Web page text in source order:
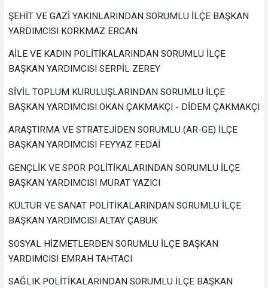
ŞEHİT VE GAZİ YAKINLARINDAN SORUMLU İLÇE BAŞKAN
YARDIMCISI KORKMAZ ERCAN
AİLE VE KADIN POLİTİKALARINDAN SORUMLU İLÇE
BAŞKAN YARDIMCISI SERPİL ZEREY
SİVİL TOPLUM KURULUŞLARINDAN SORUMLU İLÇE
BAŞKAN YARDIMCISI OKAN ÇAKMAKÇI - DİDEM ÇAKMAKÇI
ARAŞTIRMA VE STRATEJİDEN SORUMLU (AR-GE) İLÇE
BAŞKAN YARDIMCISI FEYYAZ FEDAİ
GENÇLİK VE SPOR POLİTİKALARINDAN SORUMLU İLÇE
BAŞKAN YARDIMCISI MURAT YAZICI
KÜLTÜR VE SANAT POLİTİKALARINDAN SORUMLU İLÇE
BAŞKAN YARDIMCISI ALTAY ÇABUK
SOSYAL HİZMETLERDEN SORUMLU İLÇE BAŞKAN
YARDIMCISI EMRAH TAHTACI
SAĞLIK POLİTİKALARINDAN SORUMLU İLÇE BAŞKAN